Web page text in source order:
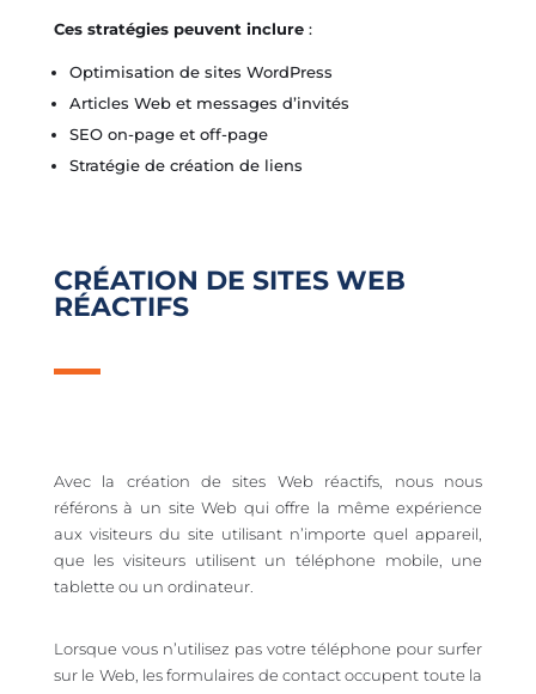
Ces stratégies peuvent inclure:
Optimisation de sites WordPress
Articles Web et messages d’invités
SEO on-page et off-page
Stratégie de création de liens
CRÉATION DE SITES WEB
RÉACTIFS
Avec la création de sites Web réactifs, nous nous
référons à un site Web qui offre la même expérience
aux visiteurs du site utilisant n’importe quel appareil,
que les visiteurs utilisent un téléphone mobile, une
tablette ou un ordinateur.
Lorsque vous n’utilisez pas votre téléphone pour surfer
sur le Web, les formulaires de contact occupent toute la